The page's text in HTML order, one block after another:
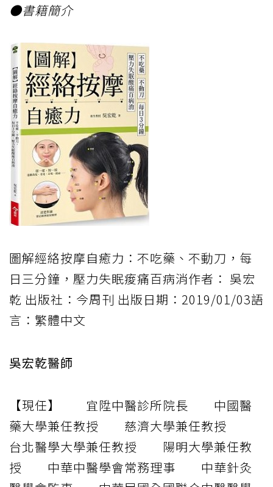
●書籍簡介
圖解經絡按摩自癒力：不吃藥、不動刀，每
日三分鐘，壓力失眠痠痛百病消作者： 吳宏
乾 出版社：今周刊 出版日期：2019/01/03語
言：繁體中文
吳宏乾醫師
【現任】 宜陞中醫診所院長 中國醫
藥大學兼任教授 慈濟大學兼任教授
台北醫學大學兼任教授 陽明大學兼任教
授 中華中醫學會常務理事 中華針灸